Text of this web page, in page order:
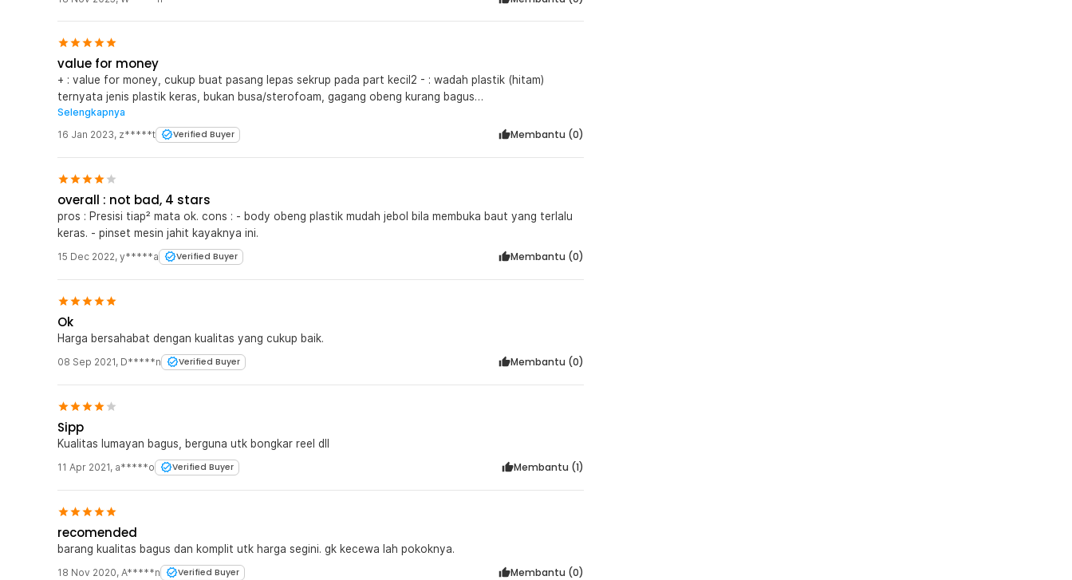
value for money
+ : value for money, cukup buat pasang lepas sekrup pada part kecil2 - : wadah plastik (hitam)
ternyata jenis plastik keras, bukan busa/sterofoam, gagang obeng kurang bagus
finishingnya(terkesan gampang patah)
Selengkapnya
16 Jan 2023, z*****t Verified Buyer Membantu (0)
overall : not bad, 4 stars
pros : Presisi tiap² mata ok. cons : - body obeng plastik mudah jebol bila membuka baut yang terlalu
keras. - pinset mesin jahit kayaknya ini.
15 Dec 2022, y*****a Verified Buyer Membantu (0)
Ok
Harga bersahabat dengan kualitas yang cukup baik.
08 Sep 2021, D*****n Verified Buyer Membantu (0)
Sipp
Kualitas lumayan bagus, berguna utk bongkar reel dll
11 Apr 2021, a*****o Verified Buyer Membantu (1)
recomended
barang kualitas bagus dan komplit utk harga segini. gk kecewa lah pokoknya.
18 Nov 2020, A*****n Verified Buyer Membantu (0)